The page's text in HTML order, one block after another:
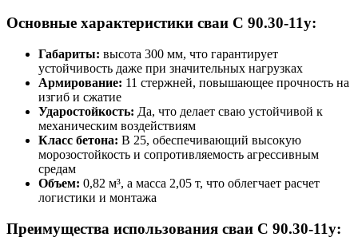
Основные характеристики сваи С 90.30-11у:
Габариты: высота 300 мм, что гарантирует
устойчивость даже при значительных нагрузках
Армирование: 11 стержней, повышающее прочность на
изгиб и сжатие
Ударостойкость: Да, что делает сваю устойчивой к
механическим воздействиям
Класс бетона: В 25, обеспечивающий высокую
морозостойкость и сопротивляемость агрессивным
средам
Объем: 0,82 м³, а масса 2,05 т, что облегчает расчет
логистики и монтажа
Преимущества использования сваи С 90.30-11у: